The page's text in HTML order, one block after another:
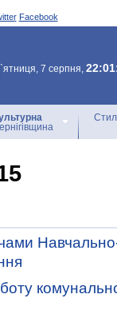
Facebook
7 серпня,